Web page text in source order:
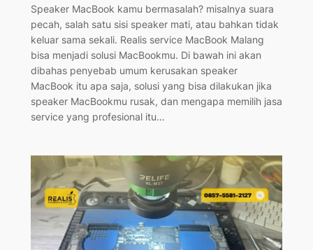
Speaker MacBook kamu bermasalah? misalnya suara
pecah, salah satu sisi speaker mati, atau bahkan tidak
keluar sama sekali. Realis service MacBook Malang
bisa menjadi solusi MacBookmu. Di bawah ini akan
dibahas penyebab umum kerusakan speaker
MacBook itu apa saja, solusi yang bisa dilakukan jika
speaker MacBookmu rusak, dan mengapa memilih jasa
service yang profesional itu…